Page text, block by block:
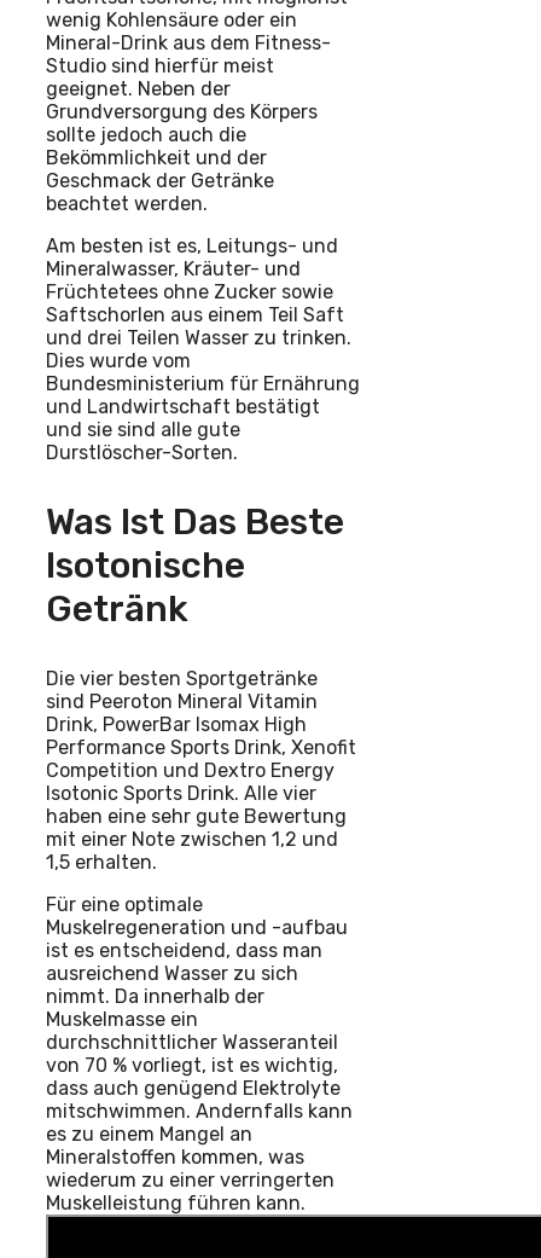
wenig Kohlensäure oder ein
Mineral-Drink aus dem Fitness-
Studio sind hierfür meist
geeignet. Neben der
Grundversorgung des Körpers
sollte jedoch auch die
Bekömmlichkeit und der
Geschmack der Getränke
beachtet werden.
Am besten ist es, Leitungs- und
Mineralwasser, Kräuter- und
Früchtetees ohne Zucker sowie
Saftschorlen aus einem Teil Saft
und drei Teilen Wasser zu trinken.
Dies wurde vom
Bundesministerium für Ernährung
und Landwirtschaft bestätigt
und sie sind alle gute
Durstlöscher-Sorten.
Was Ist Das Beste
Isotonische
Getränk
Die vier besten Sportgetränke
sind Peeroton Mineral Vitamin
Drink, PowerBar Isomax High
Performance Sports Drink, Xenofit
Competition und Dextro Energy
Isotonic Sports Drink. Alle vier
haben eine sehr gute Bewertung
mit einer Note zwischen 1,2 und
1,5 erhalten.
Für eine optimale
Muskelregeneration und -aufbau
ist es entscheidend, dass man
ausreichend Wasser zu sich
nimmt. Da innerhalb der
Muskelmasse ein
durchschnittlicher Wasseranteil
von 70 % vorliegt, ist es wichtig,
dass auch genügend Elektrolyte
mitschwimmen. Andernfalls kann
es zu einem Mangel an
Mineralstoffen kommen, was
wiederum zu einer verringerten
Muskelleistung führen kann.